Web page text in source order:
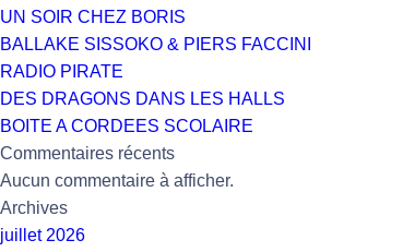
UN SOIR CHEZ BORIS
BALLAKE SISSOKO & PIERS FACCINI
RADIO PIRATE
DES DRAGONS DANS LES HALLS
BOITE A CORDEES SCOLAIRE
Commentaires récents
Aucun commentaire à afficher.
Archives
juillet 2026